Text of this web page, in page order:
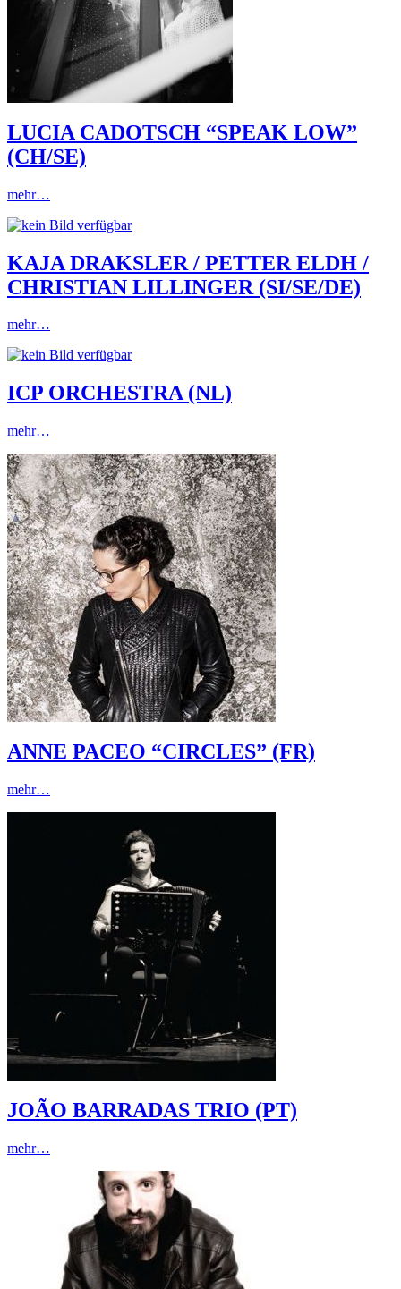
LUCIA CADOTSCH “SPEAK LOW”
(CH/SE)
mehr…
KAJA DRAKSLER / PETTER ELDH /
CHRISTIAN LILLINGER (SI/SE/DE)
mehr…
ICP ORCHESTRA (NL)
mehr…
ANNE PACEO “CIRCLES” (FR)
mehr…
JOÃO BARRADAS TRIO (PT)
mehr…